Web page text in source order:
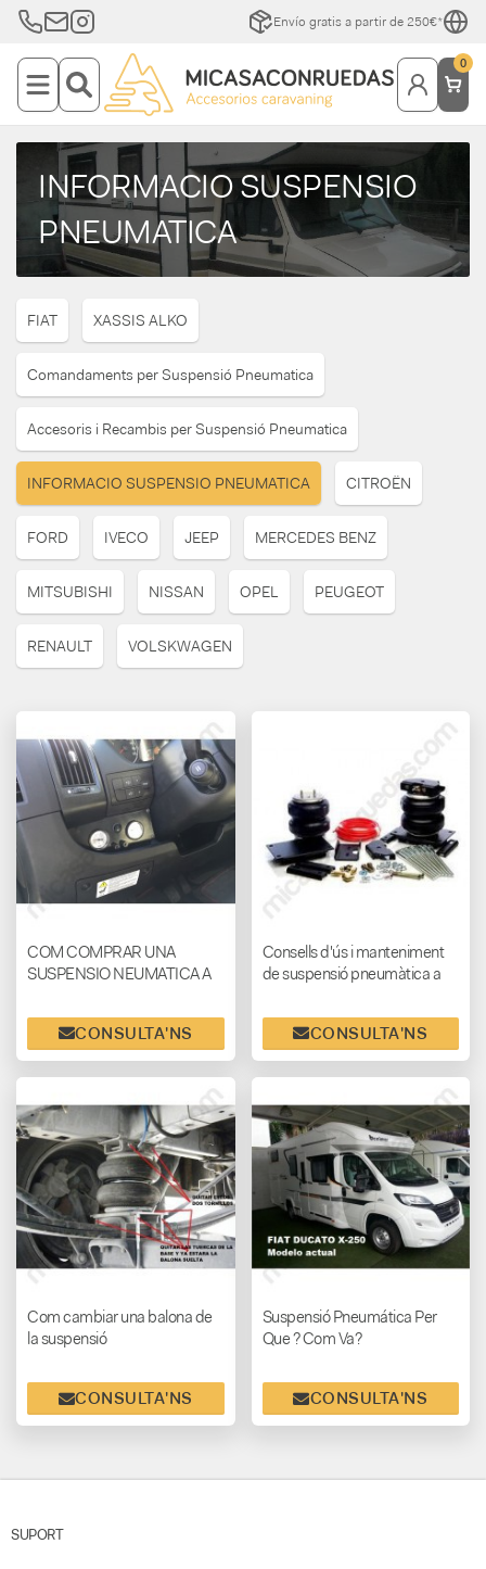
Envío gratis a partir de 250€*
0
INFORMACIO SUSPENSIO
PNEUMATICA
FIAT XASSIS ALKO
Comandaments per Suspensió Pneumatica
Accesoris i Recambis per Suspensió Pneumatica
INFORMACIO SUSPENSIO PNEUMATICA CITROËN
FORD IVECO JEEP MERCEDES BENZ
MITSUBISHI NISSAN OPEL PEUGEOT
RENAULT VOLSKWAGEN
COM COMPRAR UNA
SUSPENSIO NEUMATICA A
CONSULTA'NS
Consells d'ús i manteniment
de suspensió pneumàtica a
CONSULTA'NS
Com cambiar una balona de
la suspensió
CONSULTA'NS
Suspensió Pneumática Per
Que ? Com Va?
CONSULTA'NS
SUPORT